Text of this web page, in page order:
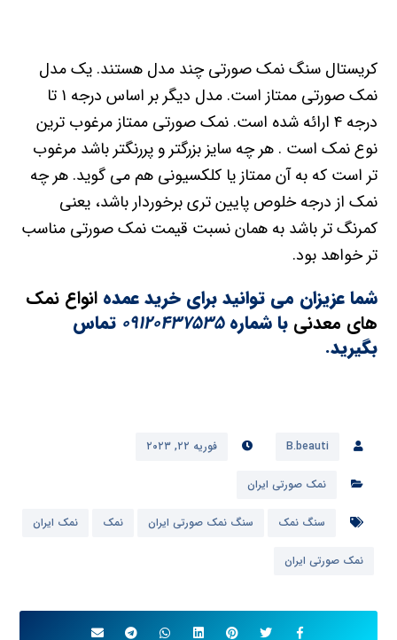
کریستال سنگ نمک صورتی چند مدل هستند. یک مدل
نمک صورتی ممتاز است. مدل دیگر بر اساس درجه ۱ تا
درجه ۴ ارائه شده است. نمک صورتی ممتاز مرغوب ترین
نوع نمک است . هر چه سایز بزرگتر و پررنگتر باشد مرغوب
تر است که به آن ممتاز یا کلکسیونی هم می گوید. هر چه
نمک از درجه خلوص پایین تری برخوردار باشد، یعنی
کمرنگ تر باشد به همان نسبت قیمت نمک صورتی مناسب
تر خواهد بود.
شما عزیزان می توانید برای خرید عمده انواع نمک
های معدنی با شماره09120437535 تماس
بگیرید.
B.beauti فوریه ۲۲, ۲۰۲۳
نمک صورتی ایران
سنگ نمک سنگ نمک صورتی ایران نمک نمک ایران
نمک صورتی ایران